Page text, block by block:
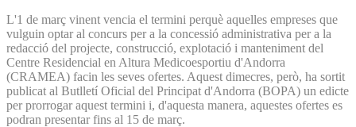
L'1 de març vinent vencia el termini perquè aquelles empreses que
vulguin optar al concurs per a la concessió administrativa per a la
redacció del projecte, construcció, explotació i manteniment del
Centre Residencial en Altura Medicoesportiu d'Andorra
(CRAMEA) facin les seves ofertes. Aquest dimecres, però, ha sortit
publicat al Butlletí Oficial del Principat d'Andorra (BOPA) un edicte
per prorrogar aquest termini i, d'aquesta manera, aquestes ofertes es
podran presentar fins al 15 de març.